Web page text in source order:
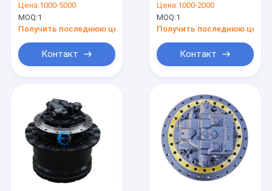
Части конечного
привода
экскаватора для
PC400-7 PC450-7
Цена:1000-5000
MOQ:1
Получить последнюю цену
Контакт
31n9-40023 31q8-
40040 31q8-40060
Цена:1000-2000
MOQ:1
Получить последнюю цену
Контакт